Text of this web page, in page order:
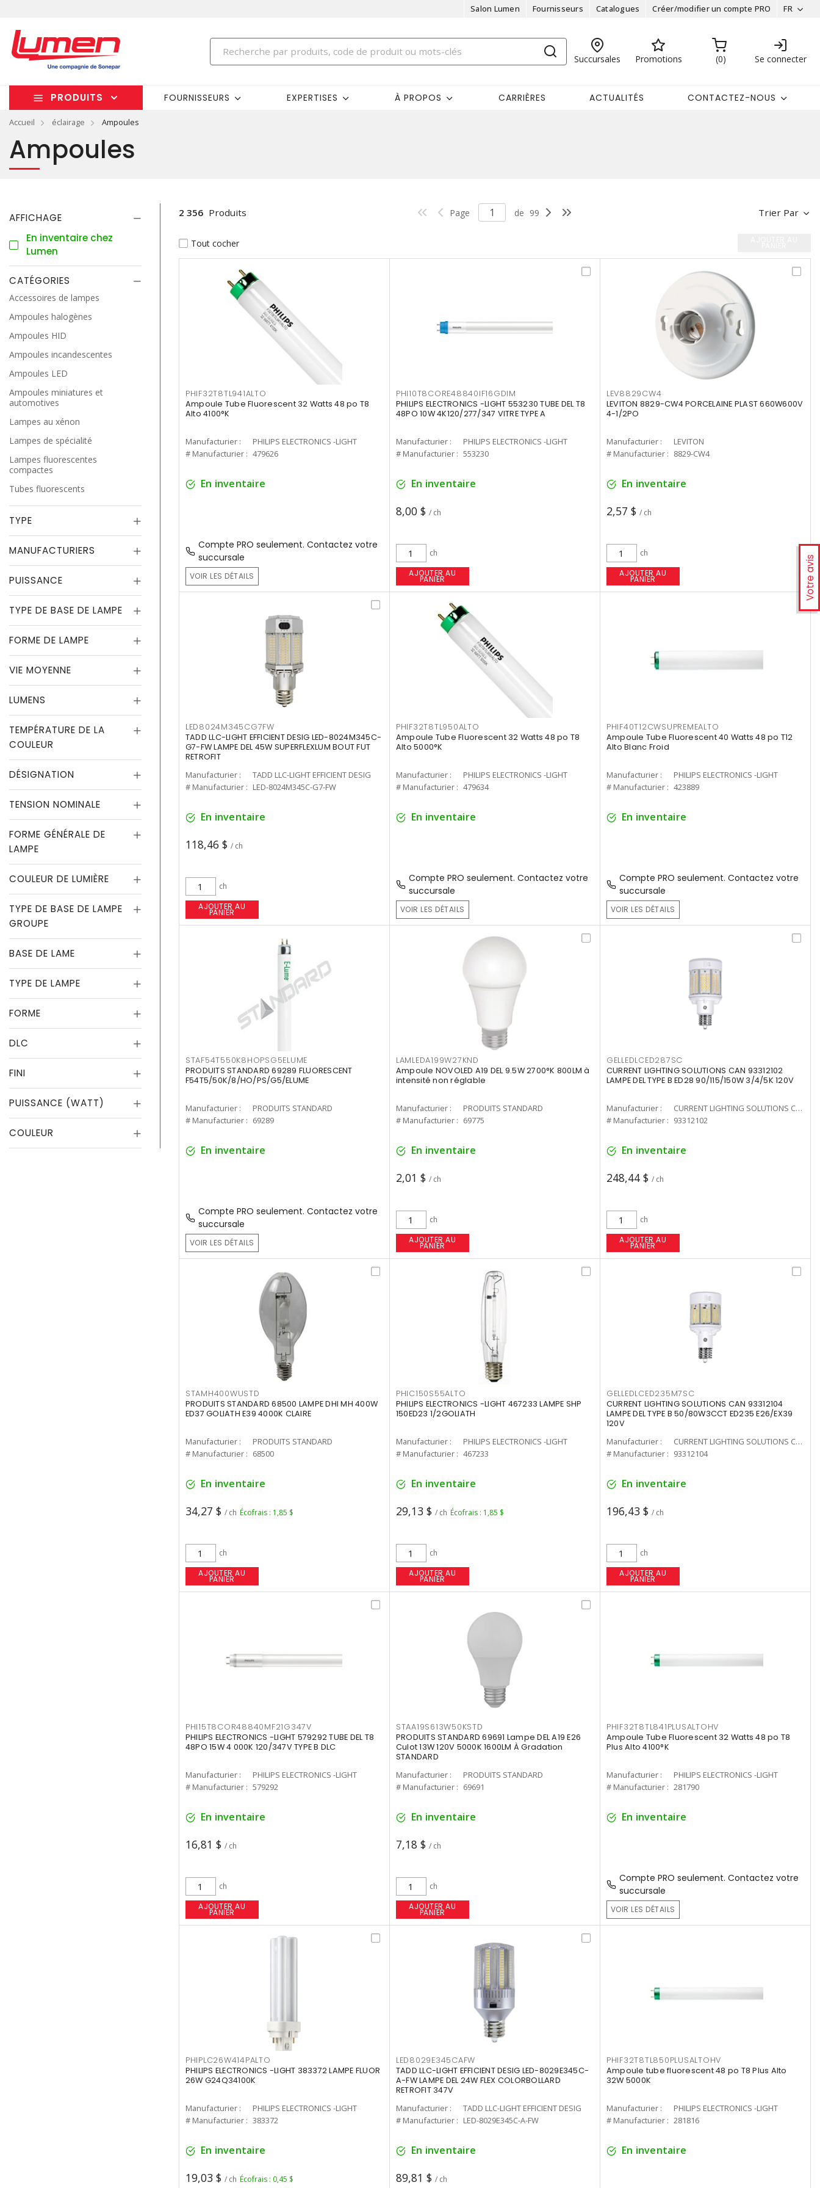
Salon Lumen Fournisseurs Catalogues Créer/modifier un compte PRO FR
Succursales Promotions 0 Se connecter
PRODUITS FOURNISSEURS EXPERTISES À PROPOS CARRIÈRES ACTUALITÉS CONTACTEZ-NOUS
Accueil éclairage Ampoules
Votre avis
Ampoules
AFFICHAGE
En inventaire chez
Lumen
CATÉGORIES
Accessoires de lampes
Ampoules halogènes
Ampoules HID
Ampoules incandescentes
Ampoules LED
Ampoules miniatures et
automotives
Lampes au xénon
Lampes de spécialité
Lampes fluorescentes
compactes
Tubes fluorescents
TYPE
MANUFACTURIERS
PUISSANCE
TYPE DE BASE DE LAMPE
FORME DE LAMPE
VIE MOYENNE
LUMENS
TEMPÉRATURE DE LA
COULEUR
DÉSIGNATION
TENSION NOMINALE
FORME GÉNÉRALE DE
LAMPE
COULEUR DE LUMIÈRE
TYPE DE BASE DE LAMPE
GROUPE
BASE DE LAME
TYPE DE LAMPE
FORME
DLC
FINI
PUISSANCE (WATT)
COULEUR
Trier Par
2 356 Produits Page de 99
Tout cocher
PHIF32T8TL941ALTO
Ampoule Tube Fluorescent 32 Watts 48 po T8
Alto 4100°K
Manufacturier :
PHILIPS ELECTRONICS -LIGHT
# Manufacturier : 479626
En inventaire
Compte PRO seulement. Contactez votre
succursale
VOIR LES DÉTAILS
PHI10T8CORE48840IF16GDIM
PHILIPS ELECTRONICS -LIGHT 553230 TUBE DEL T8
48PO 10W 4K120/277/347 VITRE TYPE A
Manufacturier :
PHILIPS ELECTRONICS -LIGHT
# Manufacturier : 553230
En inventaire
8,00 $ / ch
ch
AJOUTER AU
PANIER
LEV8829CW4
LEVITON 8829-CW4 PORCELAINE PLAST 660W600V
4-1/2PO
Manufacturier :
LEVITON
# Manufacturier : 8829-CW4
En inventaire
2,57 $ / ch
ch
AJOUTER AU
PANIER
LED8024M345CG7FW
TADD LLC-LIGHT EFFICIENT DESIG LED-8024M345C-
G7-FW LAMPE DEL 45W SUPERFLEXLUM BOUT FUT
RETROFIT
Manufacturier :
TADD LLC-LIGHT EFFICIENT DESIG
# Manufacturier : LED-8024M345C-G7-FW
En inventaire
118,46 $ / ch
ch
AJOUTER AU
PANIER
PHIF32T8TL950ALTO
Ampoule Tube Fluorescent 32 Watts 48 po T8
Alto 5000°K
Manufacturier :
PHILIPS ELECTRONICS -LIGHT
# Manufacturier : 479634
En inventaire
Compte PRO seulement. Contactez votre
succursale
VOIR LES DÉTAILS
PHIF40T12CWSUPREMEALTO
Ampoule Tube Fluorescent 40 Watts 48 po T12
Alto Blanc Froid
Manufacturier :
PHILIPS ELECTRONICS -LIGHT
# Manufacturier : 423889
En inventaire
Compte PRO seulement. Contactez votre
succursale
VOIR LES DÉTAILS
STAF54T550K8HOPSG5ELUME
PRODUITS STANDARD 69289 FLUORESCENT
F54T5/50K/8/HO/PS/G5/ELUME
Manufacturier :
PRODUITS STANDARD
# Manufacturier : 69289
En inventaire
Compte PRO seulement. Contactez votre
succursale
VOIR LES DÉTAILS
LAMLEDA199W27KND
Ampoule NOVOLED A19 DEL 9.5W 2700°K 800LM à
intensité non réglable
Manufacturier :
PRODUITS STANDARD
# Manufacturier : 69775
En inventaire
2,01 $ / ch
ch
AJOUTER AU
PANIER
GELLEDLCED287SC
CURRENT LIGHTING SOLUTIONS CAN 93312102
LAMPE DEL TYPE B ED28 90/115/150W 3/4/5K 120V
Manufacturier :
CURRENT LIGHTING SOLUTIONS CAN
# Manufacturier : 93312102
En inventaire
248,44 $ / ch
ch
AJOUTER AU
PANIER
STAMH400WUSTD
PRODUITS STANDARD 68500 LAMPE DHI MH 400W
ED37 GOLIATH E39 4000K CLAIRE
Manufacturier :
PRODUITS STANDARD
# Manufacturier : 68500
En inventaire
34,27 $ / ch Écofrais : 1,85 $
ch
AJOUTER AU
PANIER
PHIC150S55ALTO
PHILIPS ELECTRONICS -LIGHT 467233 LAMPE SHP
150ED23 1/2GOLIATH
Manufacturier :
PHILIPS ELECTRONICS -LIGHT
# Manufacturier : 467233
En inventaire
29,13 $ / ch Écofrais : 1,85 $
ch
AJOUTER AU
PANIER
GELLEDLCED235M7SC
CURRENT LIGHTING SOLUTIONS CAN 93312104
LAMPE DEL TYPE B 50/80W3CCT ED235 E26/EX39
120V
Manufacturier :
CURRENT LIGHTING SOLUTIONS CAN
# Manufacturier : 93312104
En inventaire
196,43 $ / ch
ch
AJOUTER AU
PANIER
PHI15T8COR48840MF21G347V
PHILIPS ELECTRONICS -LIGHT 579292 TUBE DEL T8
48PO 15W 4 000K 120/347V TYPE B DLC
Manufacturier :
PHILIPS ELECTRONICS -LIGHT
# Manufacturier : 579292
En inventaire
16,81 $ / ch
ch
AJOUTER AU
PANIER
STAA19S613W50KSTD
PRODUITS STANDARD 69691 Lampe DEL A19 E26
Culot 13W 120V 5000K 1600LM À Gradation
STANDARD
Manufacturier :
PRODUITS STANDARD
# Manufacturier : 69691
En inventaire
7,18 $ / ch
ch
AJOUTER AU
PANIER
PHIF32T8TL841PLUSALTOHV
Ampoule Tube Fluorescent 32 Watts 48 po T8
Plus Alto 4100°K
Manufacturier :
PHILIPS ELECTRONICS -LIGHT
# Manufacturier : 281790
En inventaire
Compte PRO seulement. Contactez votre
succursale
VOIR LES DÉTAILS
PHIPLC26W414PALTO
PHILIPS ELECTRONICS -LIGHT 383372 LAMPE FLUOR
26W G24Q34100K
Manufacturier :
PHILIPS ELECTRONICS -LIGHT
# Manufacturier : 383372
En inventaire
19,03 $ / ch Écofrais : 0,45 $
LED8029E345CAFW
TADD LLC-LIGHT EFFICIENT DESIG LED-8029E345C-
A-FW LAMPE DEL 24W FLEX COLORBOLLARD
RETROFIT 347V
Manufacturier :
TADD LLC-LIGHT EFFICIENT DESIG
# Manufacturier : LED-8029E345C-A-FW
En inventaire
89,81 $ / ch
PHIF32T8TL850PLUSALTOHV
Ampoule tube fluorescent 48 po T8 Plus Alto
32W 5000K
Manufacturier :
PHILIPS ELECTRONICS -LIGHT
# Manufacturier : 281816
En inventaire